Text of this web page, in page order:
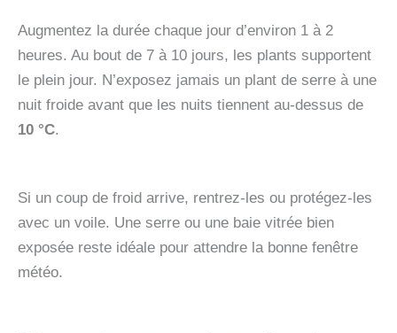
Augmentez la durée chaque jour d’environ 1 à 2
heures. Au bout de 7 à 10 jours, les plants supportent
le plein jour. N’exposez jamais un plant de serre à une
nuit froide avant que les nuits tiennent au-dessus de
10 °C.
Si un coup de froid arrive, rentrez-les ou protégez-les
avec un voile. Une serre ou une baie vitrée bien
exposée reste idéale pour attendre la bonne fenêtre
météo.